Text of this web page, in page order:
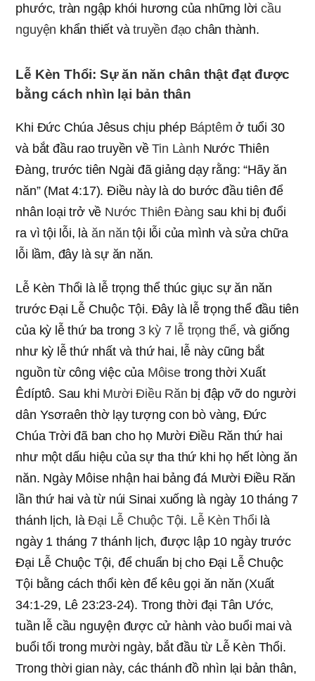
phước, tràn ngập khói hương của những lời cầu
nguyện khẩn thiết vàtruyền đạo chân thành.
Lễ Kèn Thổi: Sự ăn năn chân thật đạt được
bằng cách nhìn lại bản thân
Khi Đức Chúa Jêsus chịu phép Báptêm ở tuổi 30
và bắt đầu rao truyền vềTin Lành Nước Thiên
Đàng, trước tiên Ngài đã giảng dạy rằng: “Hãy ăn
năn” (Mat 4:17). Điều này là do bước đầu tiên để
nhân loại trở về Nước Thiên Đàng sau khi bị đuổi
ra vì tội lỗi, là ăn năn tội lỗi của mình và sửa chữa
lỗi lầm, đây là sự ăn năn.
Lễ Kèn Thổi là lễ trọng thể thúc giục sự ăn năn
trước Đại Lễ Chuộc Tội. Đây là lễ trọng thể đầu tiên
của kỳ lễ thứ ba trong 3 kỳ 7 lễ trọng thể, và giống
như kỳ lễ thứ nhất và thứ hai, lễ này cũng bắt
nguồn từ công việc của Môisetrong thời Xuất
Êdíptô. Sau khi Mười Điều Răn bị đập vỡ do người
dân Ysơraên thờ lạy tượng con bò vàng, Đức
Chúa Trời đã ban cho họ Mười Điều Răn thứ hai
như một dấu hiệu của sự tha thứ khi họ hết lòng ăn
năn. Ngày Môise nhận hai bảng đá Mười Điều Răn
lần thứ hai và từ núi Sinai xuống là ngày 10 tháng 7
thánh lịch, làĐại Lễ Chuộc Tội. Lễ Kèn Thổi là
ngày 1 tháng 7 thánh lịch, được lập 10 ngày trước
Đại Lễ Chuộc Tội, để chuẩn bị cho Đại Lễ Chuộc
Tội bằng cách thổi kèn để kêu gọi ăn năn (Xuất
34:1-29, Lê 23:23-24). Trong thời đại Tân Ước,
tuần lễ cầu nguyện được cử hành vào buổi mai và
buổi tối trong mười ngày, bắt đầu từ Lễ Kèn Thổi.
Trong thời gian này, các thánh đồ nhìn lại bản thân,